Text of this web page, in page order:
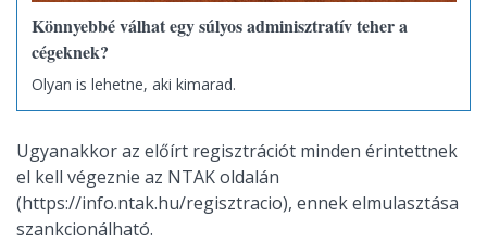
Könnyebbé válhat egy súlyos adminisztratív teher a
cégeknek?
Olyan is lehetne, aki kimarad.
Ugyanakkor az előírt regisztrációt minden érintettnek
el kell végeznie az NTAK oldalán
(https://info.ntak.hu/regisztracio), ennek elmulasztása
szankcionálható.